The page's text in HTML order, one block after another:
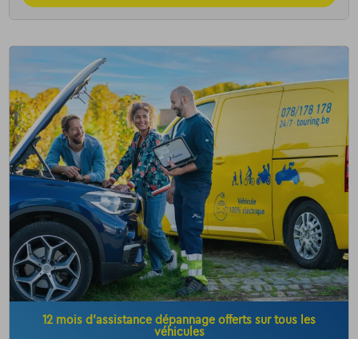
12 mois d’assistance dépannage offerts sur tous les
véhicules